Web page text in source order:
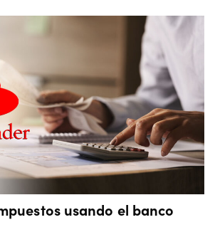
usando el banco